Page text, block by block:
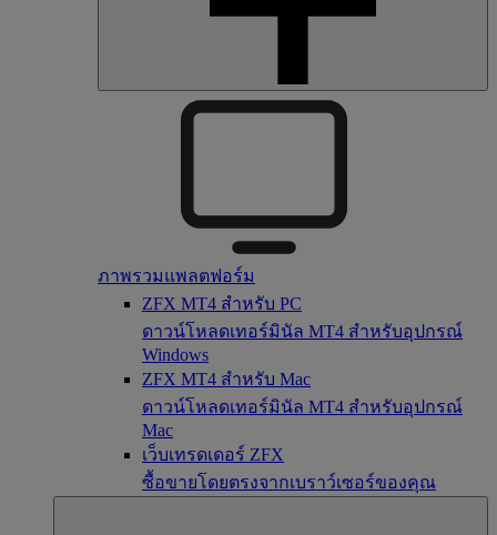
ภาพรวมแพลตฟอร์ม
ZFX MT4 สำหรับ PC
ดาวน์โหลดเทอร์มินัล MT4 สำหรับอุปกรณ์
Windows
ZFX MT4 สำหรับ Mac
ดาวน์โหลดเทอร์มินัล MT4 สำหรับอุปกรณ์
Mac
เว็บเทรดเดอร์ ZFX
ซื้อขายโดยตรงจากเบราว์เซอร์ของคุณ